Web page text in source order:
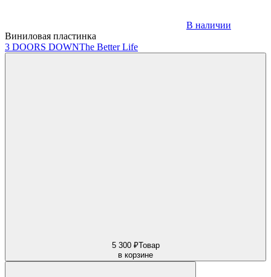
В наличии
Виниловая пластинка
3 DOORS DOWNThe Better Life
5 300 ₽Товар
в корзине